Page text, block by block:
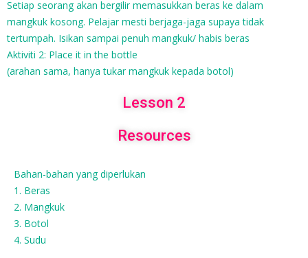
Setiap seorang akan bergilir memasukkan beras ke dalam
mangkuk kosong. Pelajar mesti berjaga-jaga supaya tidak
tertumpah. Isikan sampai penuh mangkuk/ habis beras
Aktiviti 2: Place it in the bottle
(arahan sama, hanya tukar mangkuk kepada botol)
Lesson 2
Resources
Bahan-bahan yang diperlukan
1. Beras
2. Mangkuk
3. Botol
4. Sudu